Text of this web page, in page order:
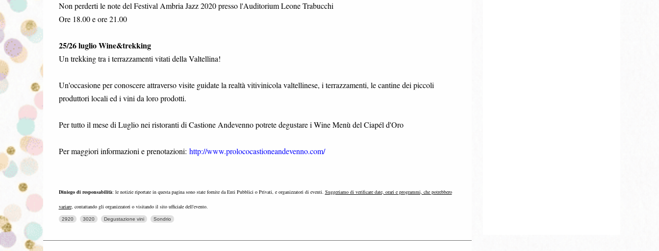
Non perderti le note del Festival Ambria Jazz 2020 presso l'Auditorium Leone Trabucchi
Ore 18.00 e ore 21.00
25/26 luglio Wine&trekking
Un trekking tra i terrazzamenti vitati della Valtellina!
Un'occasione per conoscere attraverso visite guidate la realtà vitivinicola valtellinese, i terrazzamenti, le cantine dei piccoli
produttori locali ed i vini da loro prodotti.
Per tutto il mese di Luglio nei ristoranti di Castione Andevenno potrete degustare i Wine Menù del Ciapél d'Oro
Per maggiori informazioni e prenotazioni: http://www.prolococastioneandevenno.com/
Diniego di responsabilità: le notizie riportate in questa pagina sono state fornite da Enti Pubblici o Privati, e organizzatori di eventi. Suggeriamo di verificare date, orari e programmi, che potrebbero
variare, contattando gli organizzatori o visitando il sito ufficiale dell'evento.
2920 3020 Degustazione vini Sondrio